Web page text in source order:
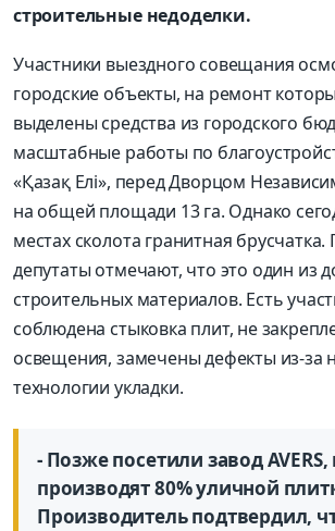
строительные недоделки.
Участники выездного совещания
городские объекты, на ремонт
выделены средства из городского
масштабные работы по
«Қазақ Елі», перед Дворцом
на общей площади 13 га. Однако
местах сколота гранитная
депутаты отмечают, что это один из
строительных материалов. Есть
соблюдена стыковка плит, не
освещения, замечены дефекты из-за
технологии укладки.
- Позже посетили завод AVERS,
производят 80% уличной
Производитель подтвердил,